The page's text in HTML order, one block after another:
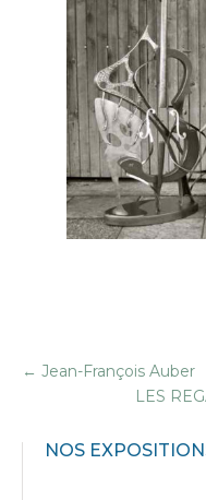
← Jean-François Auber
LES
NOS